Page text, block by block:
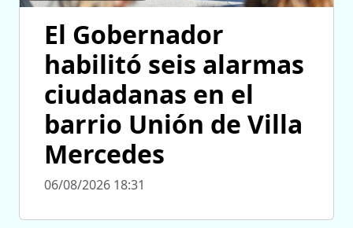
El Gobernador
habilitó seis alarmas
ciudadanas en el
barrio Unión de Villa
Mercedes
06/08/2026 18:31